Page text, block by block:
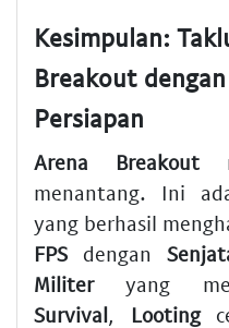
Kesimpulan:
Breakout
Persiapan
Arena Breakout
menantang. Ini
yang berhasil
FPS dengan
Militeryang
Survival, Looting